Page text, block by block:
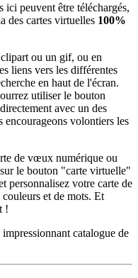
ici peuvent être téléchargés,
des cartes virtuelles 100%
ou un gif, ou en
liens vers les différentes
en haut de l'écran.
utiliser le bouton
avec un des
volontiers les
de vœux numérique ou
le bouton "carte virtuelle"
personnalisez votre carte de
et de mots. Et
!
catalogue de